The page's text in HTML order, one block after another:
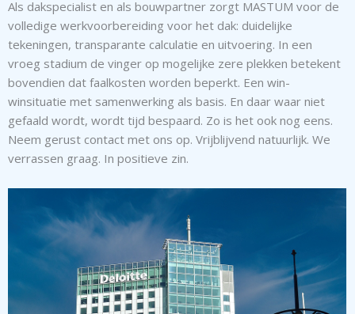
Als dakspecialist en als bouwpartner zorgt MASTUM voor de
volledige werkvoorbereiding voor het dak: duidelijke
tekeningen, transparante calculatie en uitvoering. In een
vroeg stadium de vinger op mogelijke zere plekken betekent
bovendien dat faalkosten worden beperkt. Een win-
winsituatie met samenwerking als basis. En daar waar niet
gefaald wordt, wordt tijd bespaard. Zo is het ook nog eens.
Neem gerust contact met ons op. Vrijblijvend natuurlijk. We
verrassen graag. In positieve zin.